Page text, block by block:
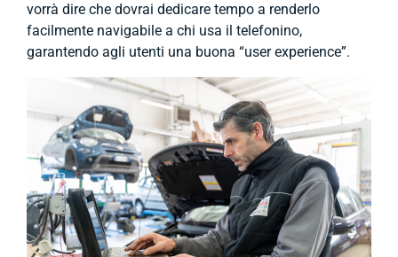
vorrà dire che dovrai dedicare tempo a renderlo
facilmente navigabile a chi usa il telefonino,
garantendo agli utenti una buona “user experience”.